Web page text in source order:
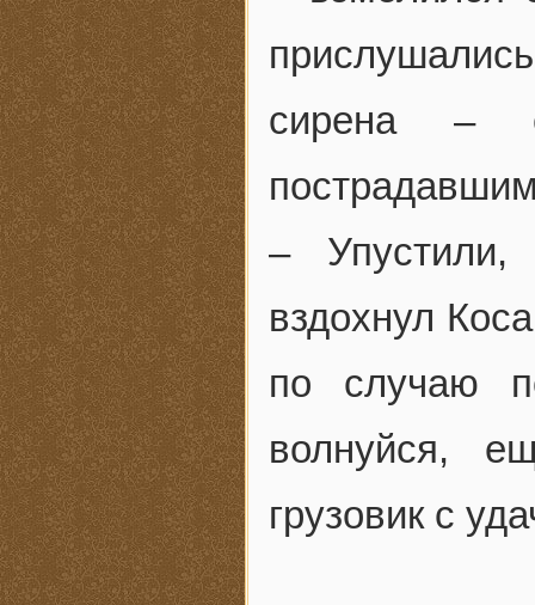
сирена –
– Упустили,
вздохнул
по случаю
волнуйся,
грузовик с